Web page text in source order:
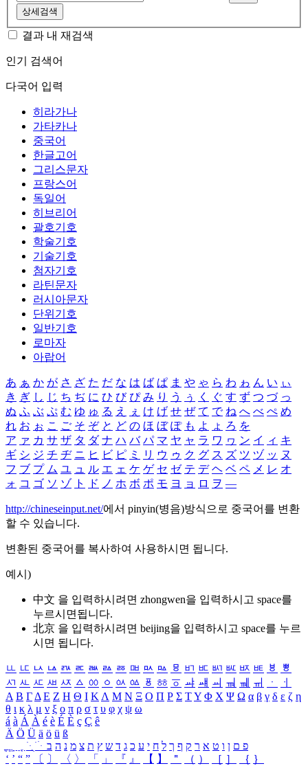
상세검색
결과 내 재검색
인기 검색어
다국어 입력
히라가나
가타카나
중국어
한글고어
그리스문자
프랑스어
독일어
히브리어
괄호기호
학술기호
기술기호
첨자기호
라틴문자
러시아문자
단위기호
일반기호
로마자
아랍어
あ ぁ か が さ ざ た だ な は ば ぱ ま や ゃ ら わ ゎ ん い ぃ
き ぎ し じ ち ぢ に ひ び ぴ み り う ぅ く ぐ す ず つ づ っ
ぬ ふ ぶ ぷ む ゆ ゅ る え ぇ け げ せ ぜ て で ね へ べ ぺ め
れ お ぉ こ ご そ ぞ と ど の ほ ぼ ぽ も よ ょ ろ を
ア ァ カ サ ザ タ ダ ナ ハ バ パ マ ヤ ャ ラ ワ ヮ ン イ ィ キ
ギ シ ジ チ ヂ ニ ヒ ビ ピ ミ リ ウ ゥ ク グ ス ズ ツ ヅ ッ ヌ
フ ブ プ ム ユ ュ ル エ ェ ケ ゲ セ ゼ テ デ ヘ ベ ペ メ レ オ
ォ コ ゴ ソ ゾ ト ド ノ ホ ボ ポ モ ヨ ョ ロ ヲ ―
http://chineseinput.net/에서 pinyin(병음)방식으로 중국어를 변환
할 수 있습니다.
변환된 중국어를 복사하여 사용하시면 됩니다.
예시)
中文 을 입력하시려면 zhongwen을 입력하시고 space를
누르시면됩니다.
北京 을 입력하시려면 beijing을 입력하시고 space를 누르
시면 됩니다.
ㅥ ㅦ ㅧ ㅨ ㅩ ㅪ ㅫ ㅬ ㅭ ㅮ ㅯ ㅰ ㅱ ㅲ ㅳ ㅴ ㅵ ㅶ ㅷ ㅸ
ㅹ
ㅺ ㅻ ㅼ ㅽ ㅾ ㅿ ㆀ ㆁ ㆂ ㆃ ㆄ ㆅ ㆆ ㆇ ㆈ ㆉ ㆊ ㆋ ㆌ ㆍ
ㆎ
Α Β ΓΔ Ε Ζ Η Θ Ι ΚΛ Μ Ν Ξ Ο Π Ρ Σ ΤΥ Φ Χ Ψ Ω α β γ δ ε ζ η
θ ι κ λ μ ν ξ ο π ρ σ τ υ φ χ ψ ω
á à Á À é è É È ç Ç ê
Ä Ö Ü ä ö ü ß
ִֶֹ ֻּ ׁׂ פ ם ן ו ט א ר ק ף ך ל ח י ע כ ג ד ש ץ ת צ מ נ ה ב
‘ ’ “ ” 〔 〕 〈 〉 「 」 『 』 【 】 ＂ （ ） ［ ］ ｛ ｝